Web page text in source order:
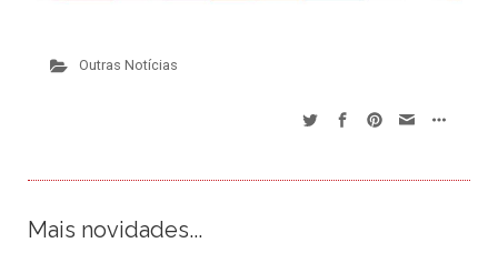
Outras Notícias
Mais novidades...